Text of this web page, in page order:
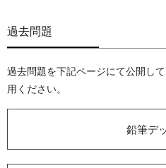
過去問題
過去問題を下記ページにて公開し
用ください。
鉛筆デ